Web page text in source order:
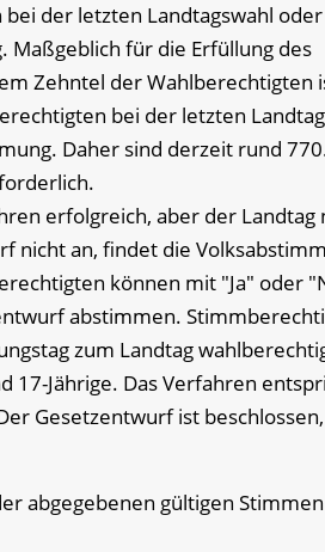
der letzten Landtagswahl oder
Maßgeblich für die Erfüllung des
Zehntel der Wahlberechtigten
bei der letzten
Daher sind derzeit rund
erfolgreich, aber der
nicht an, findet die
können mit "Ja" oder
abstimmen.
zum Landtag
17-Jährige. Das Verfahren
Gesetzentwurf ist
abgegebenen gültigen